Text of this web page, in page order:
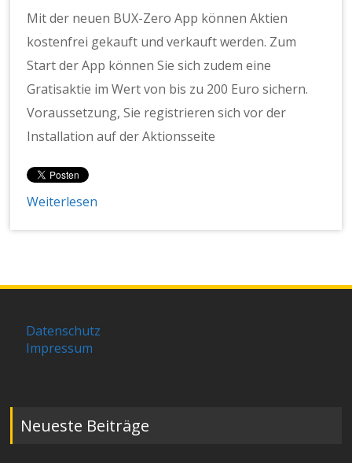
Mit der neuen BUX-Zero App können Aktien
kostenfrei gekauft und verkauft werden. Zum
Start der App können Sie sich zudem eine
Gratisaktie im Wert von bis zu 200 Euro sichern.
Voraussetzung, Sie registrieren sich vor der
Installation auf der Aktionsseite
Weiterlesen
Datenschutz
Impressum
Neueste Beiträge